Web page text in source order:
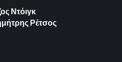
Ντόιγκ
Ρέτσος